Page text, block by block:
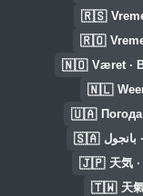
🇷🇸
🇷🇴
🇳🇴 Været ·
🇳🇱
🇺🇦
🇸🇦
🇯🇵 天気
🇹🇼 天